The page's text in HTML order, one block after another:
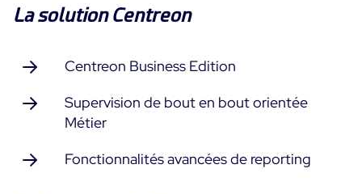
La solution Centreon
Centreon Business Edition
Supervision de bout en bout orientée
Métier
Fonctionnalités avancées de reporting